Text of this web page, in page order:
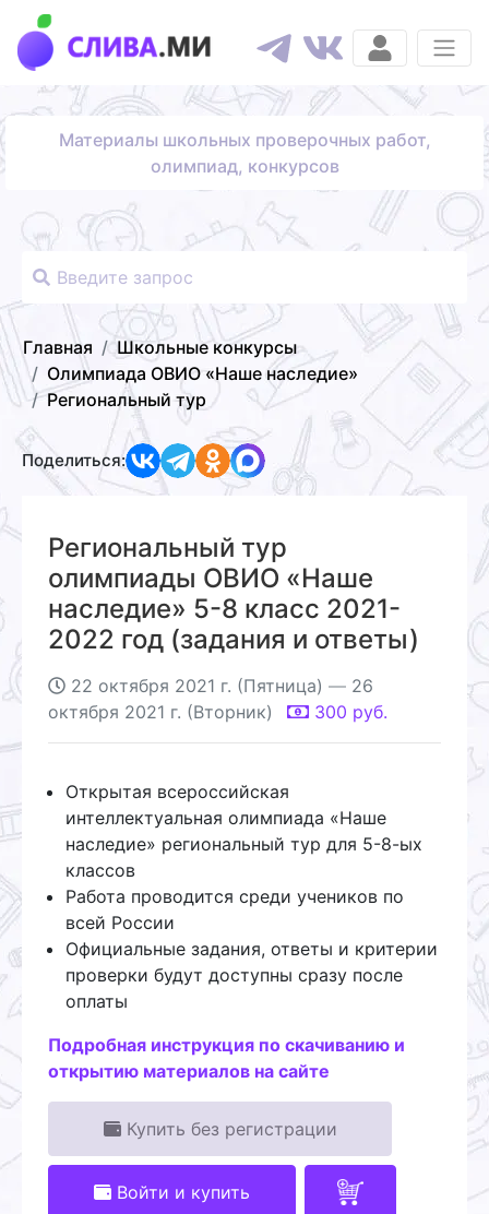
Материалы школьных проверочных работ,
олимпиад, конкурсов
Главная
Школьные конкурсы
Олимпиада ОВИО «Наше наследие»
Региональный тур
Поделиться:
Региональный тур
олимпиады ОВИО «Наше
наследие» 5-8 класс 2021-
2022 год (задания и ответы)
22 октября 2021 г. (Пятница) — 26
октября 2021 г. (Вторник)
300 руб.
Открытая всероссийская
интеллектуальная олимпиада «Наше
наследие» региональный тур для 5-8-ых
классов
Работа проводится среди учеников по
всей России
Официальные задания, ответы и критерии
проверки будут доступны сразу после
оплаты
Подробная инструкция по скачиванию и
открытию материалов на сайте
Купить без регистрации
Войти и купить